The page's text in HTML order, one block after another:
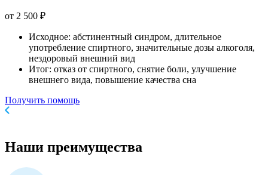
от 2 500 ₽
Исходное: абстинентный синдром, длительное
употребление спиртного, значительные дозы алкоголя,
нездоровый внешний вид
Итог: отказ от спиртного, снятие боли, улучшение
внешнего вида, повышение качества сна
Получить помощь
Наши преимущества